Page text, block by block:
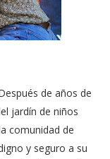
de años de
jardín de niños
comunidad de
y seguro a su